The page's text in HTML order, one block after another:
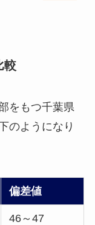
較
をもつ千葉県
のようになり
偏差値
46～47